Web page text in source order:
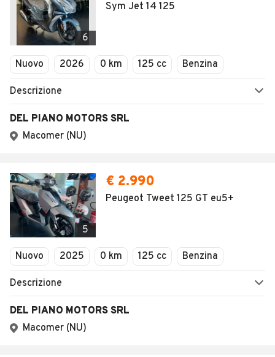
6
Sym Jet 14 125
Nuovo 2026 0 km 125 cc Benzina
Descrizione
DEL PIANO MOTORS SRL
Macomer (NU)
5
€ 2.990
Peugeot Tweet 125 GT eu5+
Nuovo 2025 0 km 125 cc Benzina
Descrizione
DEL PIANO MOTORS SRL
Macomer (NU)